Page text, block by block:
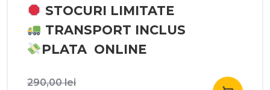
STOCURI LIMITATE
TRANSPORT INCLUS
PLATA ONLINE
290,00leiPrețul